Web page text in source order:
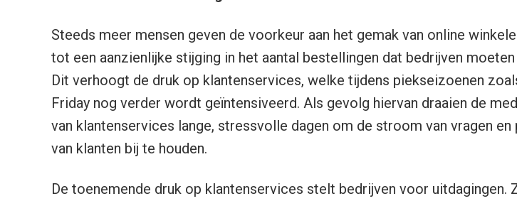
Steeds meer mensen geven de voorkeur aan het gemak van online
tot een aanzienlijke stijging in het aantal bestellingen dat bedrijven
Dit verhoogt de druk op klantenservices, welke tijdens piekseizoenen
Friday nog verder wordt geïntensiveerd. Als gevolg hiervan draaien de
van klantenservices lange, stressvolle dagen om de stroom van vragen en
van klanten bij te houden.
De toenemende druk op klantenservices stelt bedrijven voor uitdagingen.